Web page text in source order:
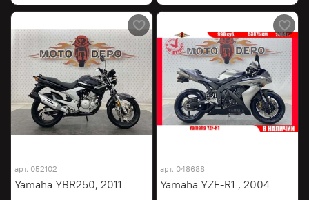
арт. 052102
Yamaha YBR250, 2011
арт. 048688
Yamaha YZF-R1 , 2004